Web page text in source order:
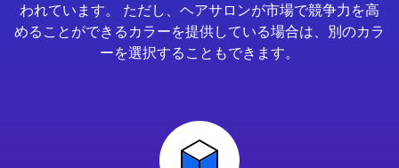
われています。 ただし、ヘアサロンが市場で競争力を高
めることができるカラーを提供している場合は、別のカラ
ーを選択することもできます。